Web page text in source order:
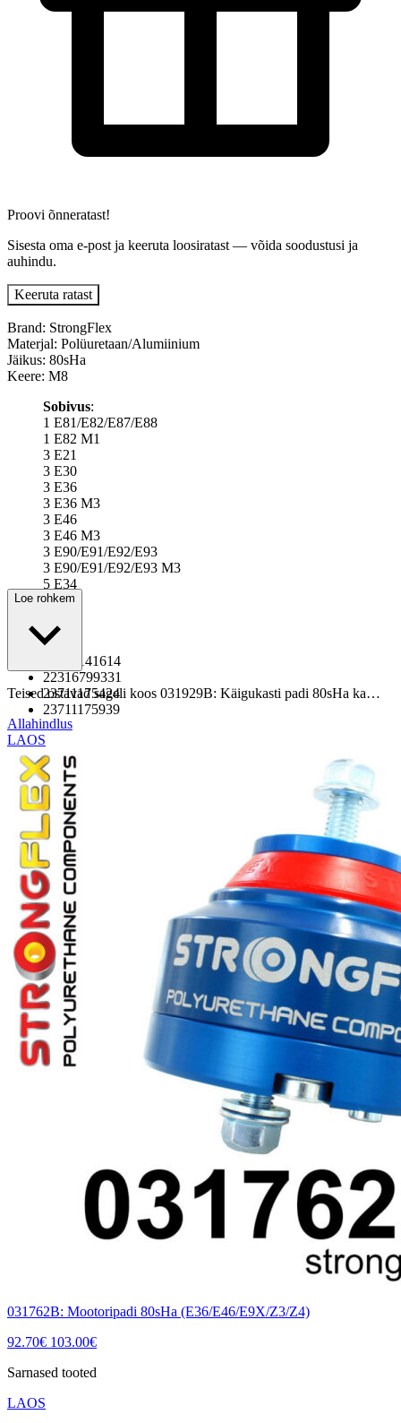
Proovi õnneratast!
Sisesta oma e-post ja keeruta loosiratast — võida soodustusi ja
auhindu.
Keeruta ratast
Brand: StrongFlex
Materjal: Polüuretaan/Alumiinium
Jäikus: 80sHa
Keere: M8
Sobivus:
1 E81/E82/E87/E88
1 E82 M1
3 E21
3 E30
3 E36
3 E36 M3
3 E46
3 E46 M3
3 E90/E91/E92/E93
3 E90/E91/E92/E93 M3
5 E34
5 E39
OEM:
23701141614
22316799331
23711175424
23711175939
Loe rohkem
Teised ostavad sageli koos 031929B: Käigukasti padi 80sHa ka…
Allahindlus
LAOS
031762B: Mootoripadi 80sHa (E36/E46/E9X/Z3/Z4)
92.70€ 103.00€
Sarnased tooted
LAOS